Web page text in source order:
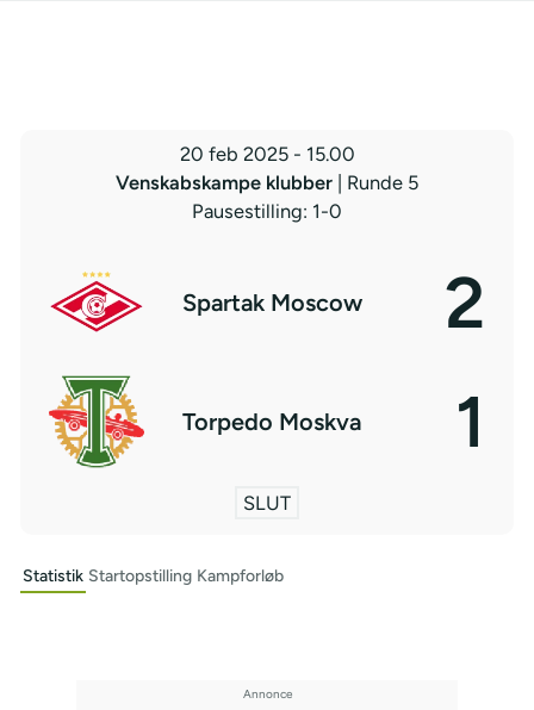
20 feb 2025 - 15.00
Venskabskampe klubber
| Runde 5
Pausestilling: 1-0
Spartak Moscow 2
Torpedo Moskva 1
SLUT
Statistik Startopstilling Kampforløb